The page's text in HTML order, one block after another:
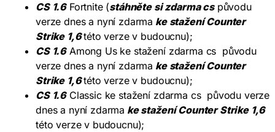
CS 1.6Fortnite (stáhněte si zdarma cspůvodu
verze dnes a nyní zdarma ke stažení Counter
Strike 1,6této verze v budoucnu);
CS 1.6Among Us ke stažení zdarma cs původu
verze dnes a nyní zdarma ke stažení Counter
Strike 1,6této verze v budoucnu);
CS 1.6Classic ke stažení zdarma cs původu verze
dnes a nyní zdarma ke stažení Counter Strike 1,6
této verze v budoucnu);